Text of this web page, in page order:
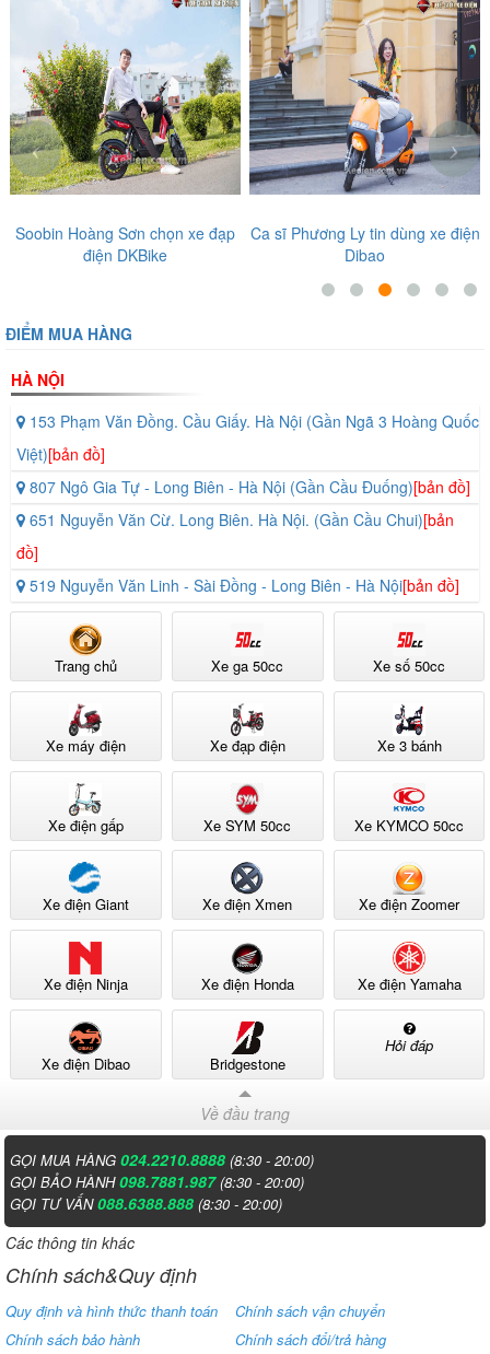
Ca sĩ Phương Ly tin dùng xe điện
Dibao
Diễn viên, ca sĩ nổi tiếng tin
tưởng những sản phẩm tại Thế
‹ ›
ĐIỂM MUA HÀNG
HÀ NỘI
153 Phạm Văn Đồng. Cầu Giấy. Hà Nội (Gần Ngã 3 Hoàng Quốc
Việt)[bản đồ]
807 Ngô Gia Tự - Long Biên - Hà Nội (Gần Cầu Đuống)[bản đồ]
651 Nguyễn Văn Cừ. Long Biên. Hà Nội. (Gần Cầu Chui)[bản
đồ]
519 Nguyễn Văn Linh - Sài Đồng - Long Biên - Hà Nội[bản đồ]
Trang chủ Xe ga 50cc Xe số 50cc
Xe máy điện Xe đạp điện Xe 3 bánh
Xe điện gấp Xe SYM 50cc Xe KYMCO 50cc
Xe điện Giant Xe điện Xmen Xe điện Zoomer
Xe điện Ninja Xe điện Honda Xe điện Yamaha
Xe điện Dibao Bridgestone
Hỏi đáp
Về đầu trang
GỌI MUA HÀNG024.2210.8888 (8:30 - 20:00)
GỌI BẢO HÀNH098.7881.987 (8:30 - 20:00)
GỌI TƯ VẤN088.6388.888 (8:30 - 20:00)
Các thông tin khác
Chính sách&Quy định
Quy định và hình thức thanh toán
Chính sách vận chuyển
Chính sách bảo hành
Chính sách đổi/trả hàng